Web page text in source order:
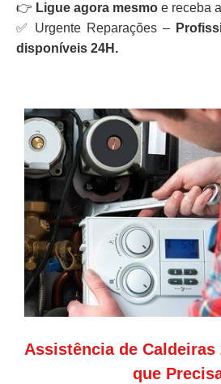
👉 Ligue agora mesmo e receba
✅ Urgente Reparações –
disponíveis 24H.
Assistência de Caldeiras
que